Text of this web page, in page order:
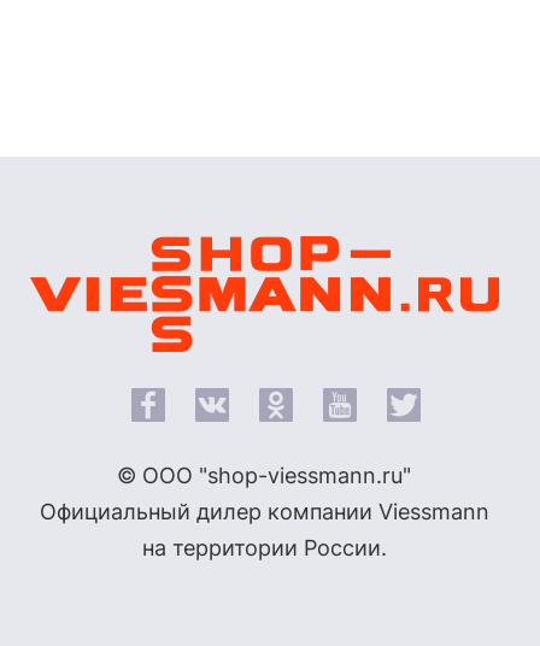
© ООО "shop-viessmann.ru"
Официальный дилер компании Viessmann
на территории России.